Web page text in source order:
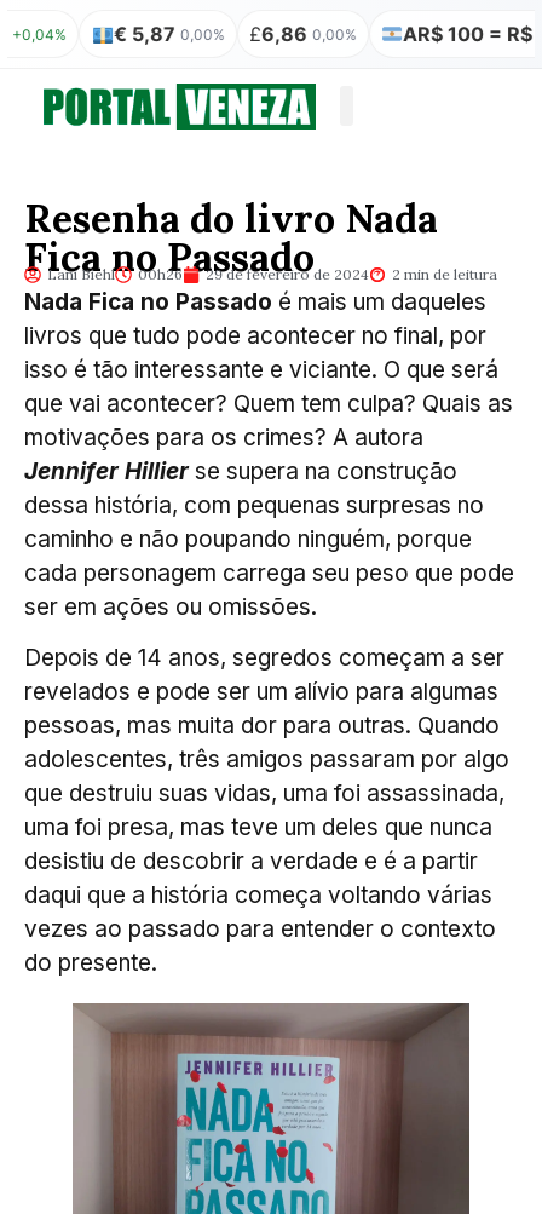
€ 5,87 0,00% £6,86 0,00% AR$ 100 = R$ 0,31
Resenha do livro Nada
Fica no Passado
Lani Biehl 00h26 29 de fevereiro de 2024 2 min de leitura
Nada Fica no Passado é mais um daqueles
livros que tudo pode acontecer no final, por
isso é tão interessante e viciante. O que será
que vai acontecer? Quem tem culpa? Quais as
motivações para os crimes? A autora
Jennifer Hillierse supera na construção
dessa história, com pequenas surpresas no
caminho e não poupando ninguém, porque
cada personagem carrega seu peso que pode
ser em ações ou omissões.
Depois de 14 anos, segredos começam a ser
revelados e pode ser um alívio para algumas
pessoas, mas muita dor para outras. Quando
adolescentes, três amigos passaram por algo
que destruiu suas vidas, uma foi assassinada,
uma foi presa, mas teve um deles que nunca
desistiu de descobrir a verdade e é a partir
daqui que a história começa voltando várias
vezes ao passado para entender o contexto
do presente.